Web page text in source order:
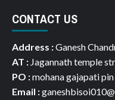
CONTACT US
Address :Ganesh
AT : Jagannath temple
PO :mohana gajapati
Email :